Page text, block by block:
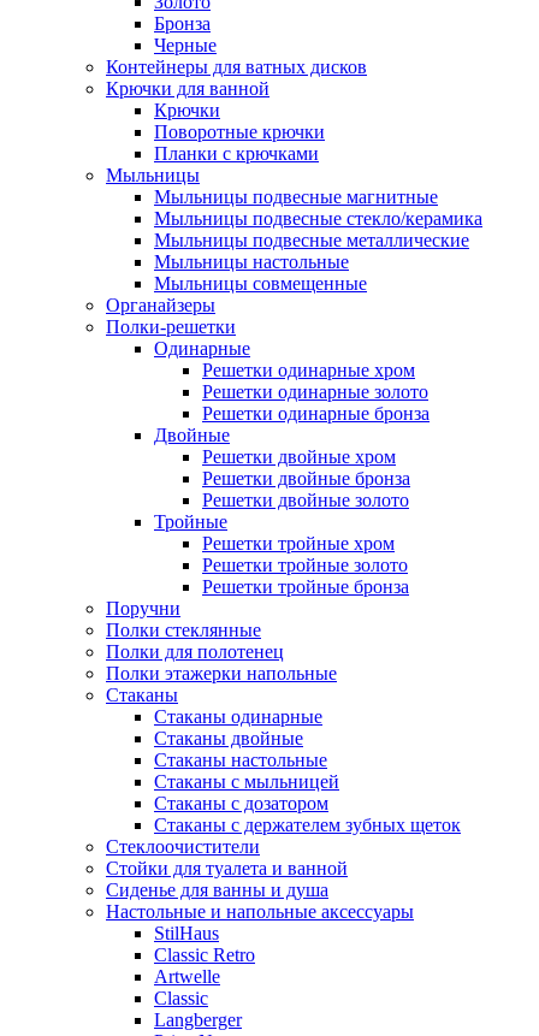
Бронза
Черные
Контейнеры для ватных дисков
Крючки для ванной
Крючки
Поворотные крючки
Планки с крючками
Мыльницы
Мыльницы подвесные магнитные
Мыльницы подвесные стекло/керамика
Мыльницы подвесные металлические
Мыльницы настольные
Мыльницы совмещенные
Органайзеры
Полки-решетки
Одинарные
Решетки одинарные хром
Решетки одинарные золото
Решетки одинарные бронза
Двойные
Решетки двойные хром
Решетки двойные бронза
Решетки двойные золото
Тройные
Решетки тройные хром
Решетки тройные золото
Решетки тройные бронза
Поручни
Полки стеклянные
Полки для полотенец
Полки этажерки напольные
Стаканы
Стаканы одинарные
Стаканы двойные
Стаканы настольные
Стаканы с мыльницей
Стаканы с дозатором
Стаканы с держателем зубных щеток
Стеклоочистители
Стойки для туалета и ванной
Сиденье для ванны и душа
Настольные и напольные аксессуары
StilHaus
Classic Retro
Artwelle
Classic
Langberger